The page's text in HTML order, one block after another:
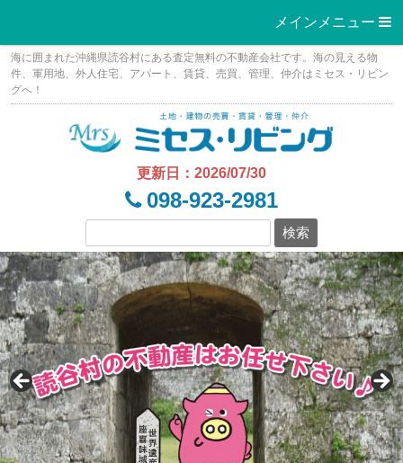
メインメニュー 
Skip
content
海に囲まれた沖縄県読谷村にある査定無料の不動産会社です。海の見える物
件、軍用地、外人住宅、アパート、賃貸、売買、管理、仲介はミセス・リビン
グへ！
更新日：2026/07/30
098-923-2981